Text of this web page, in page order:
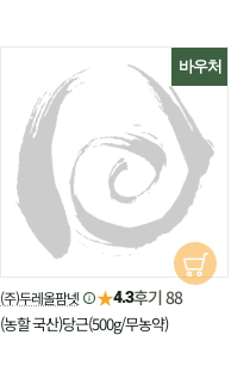
바우처
(주)두레올팜넷 ★4.3후기 88
(농할 국산)당근(500g/무농약)